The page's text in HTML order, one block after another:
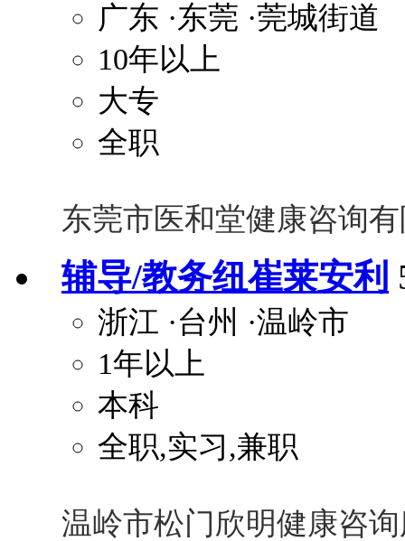
广东 ·东莞 ·莞城街道
10年以上
大专
全职
东莞市医和堂健康咨询
辅导/教务纽崔莱安利
浙江 ·台州 ·温岭市
1年以上
本科
全职,实习,兼职
温岭市松门欣明健康咨